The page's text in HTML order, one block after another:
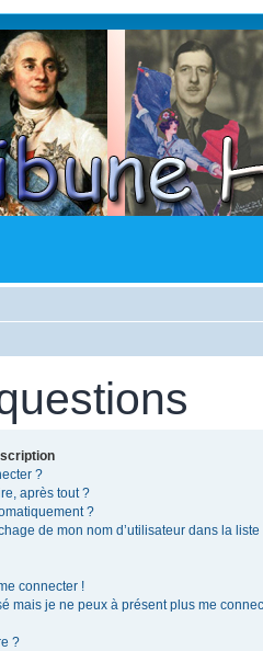
?
après tout ?
?
de mon nom d’utilisateur dans la liste
connecter !
mais je ne peux à présent plus me
?